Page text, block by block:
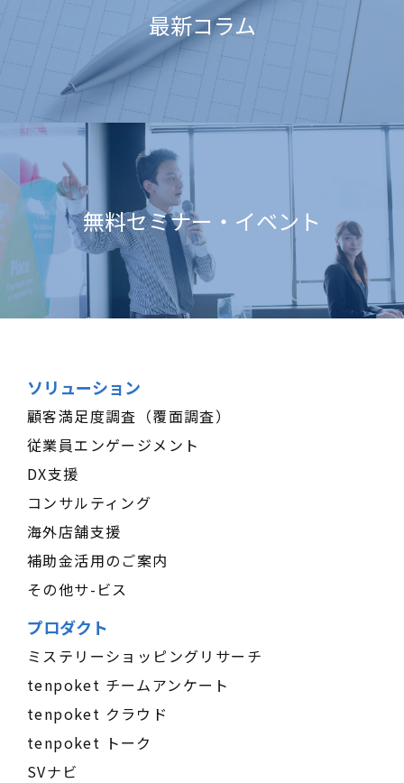
最新コラム
無料セミナー・イベント
ソリューション
顧客満足度調査（覆面調査）
従業員エンゲージメント
DX支援
コンサルティング
海外店舗支援
補助金活用のご案内
その他サ-ビス
プロダクト
ミステリーショッピングリサーチ
tenpoket チームアンケート
tenpoket クラウド
tenpoket トーク
SVナビ